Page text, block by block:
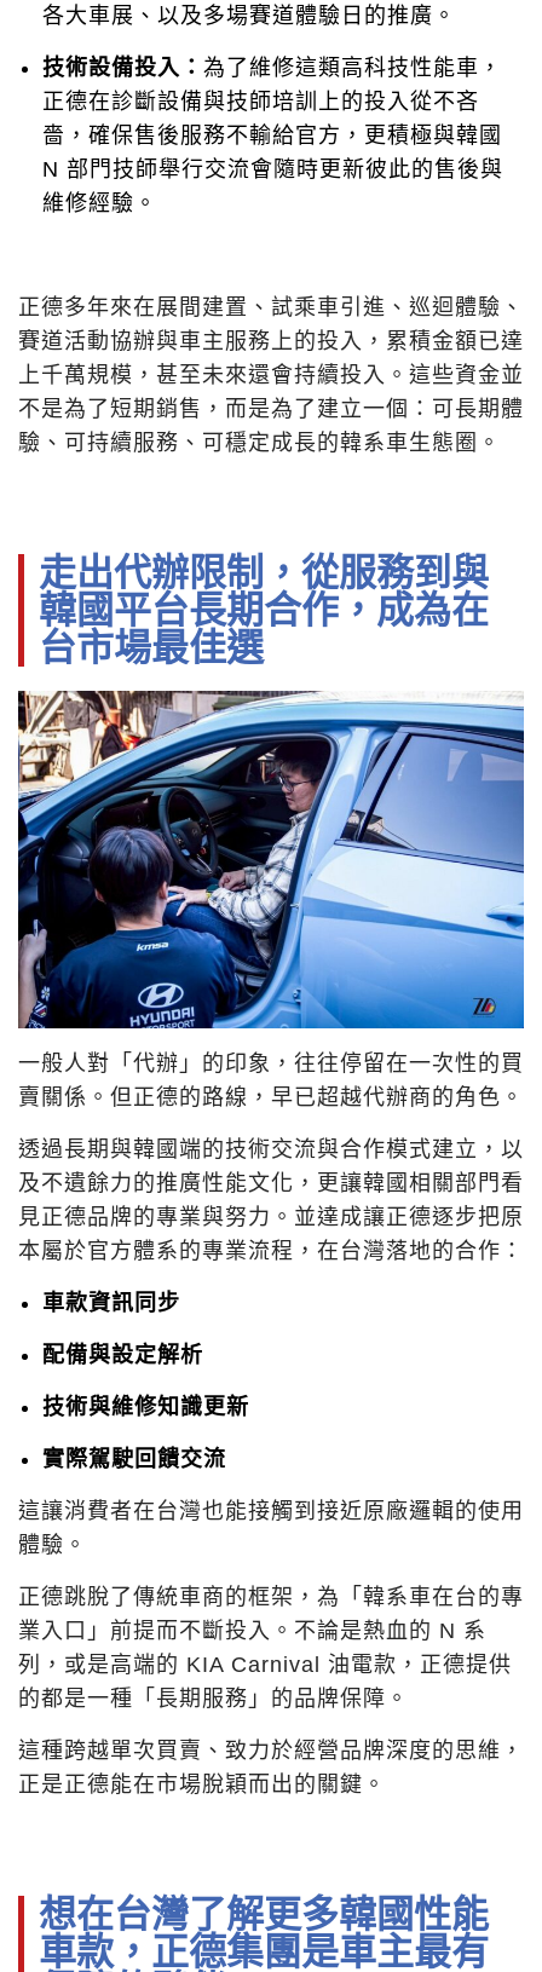
各大車展、以及多場賽道體驗日的推廣。
技術設備投入： 為了維修這類高科技性能車，
正德在診斷設備與技師培訓上的投入從不吝
嗇，確保售後服務不輸給官方，更積極與韓國
N 部門技師舉行交流會隨時更新彼此的售後與
維修經驗。
正德多年來在展間建置、試乘車引進、巡迴體驗、
賽道活動協辦與車主服務上的投入，累積金額已達
上千萬規模，甚至未來還會持續投入。這些資金並
不是為了短期銷售，而是為了建立一個：可長期體
驗、可持續服務、可穩定成長的韓系車生態圈。
走出代辦限制，從服務到與
韓國平台長期合作，成為在
台市場最佳選
一般人對「代辦」的印象，往往停留在一次性的買
賣關係。但正德的路線，早已超越代辦商的角色。
透過長期與韓國端的技術交流與合作模式建立，以
及不遺餘力的推廣性能文化，更讓韓國相關部門看
見正德品牌的專業與努力。並達成讓正德逐步把原
本屬於官方體系的專業流程，在台灣落地的合作：
車款資訊同步
配備與設定解析
技術與維修知識更新
實際駕駛回饋交流
這讓消費者在台灣也能接觸到接近原廠邏輯的使用
體驗。
正德跳脫了傳統車商的框架，為「韓系車在台的專
業入口」前提而不斷投入。不論是熱血的 N 系
列，或是高端的 KIA Carnival 油電款，正德提供
的都是一種「長期服務」的品牌保障。
這種跨越單次買賣、致力於經營品牌深度的思維，
正是正德能在市場脫穎而出的關鍵。
想在台灣了解更多韓國性能
車款，正德集團是車主最有